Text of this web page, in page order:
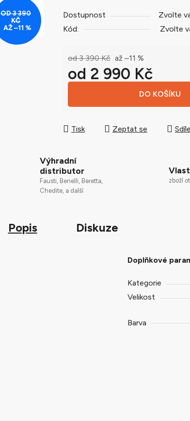
z
5
Dostupnost
Zvolte
Kód:
Zvolte
od 3 390 Kč až –11 %
od 2 990 Kč
DO KOŠÍKU
Tisk Zeptat se
OD 3 390
KČ
AŽ –11 %
Výhradní
distributor
Fausti, Benelli, Beretta,
Chedite, a další
zboží
Popis Diskuze
Doplňkové
Kategorie
Velikost
Barva